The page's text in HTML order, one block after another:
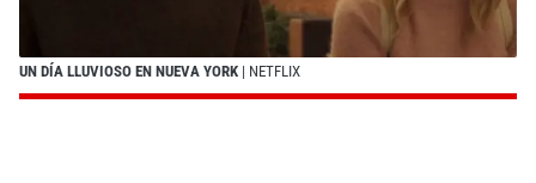
UN DÍA LLUVIOSO EN NUEVA YORK | NETFLIX